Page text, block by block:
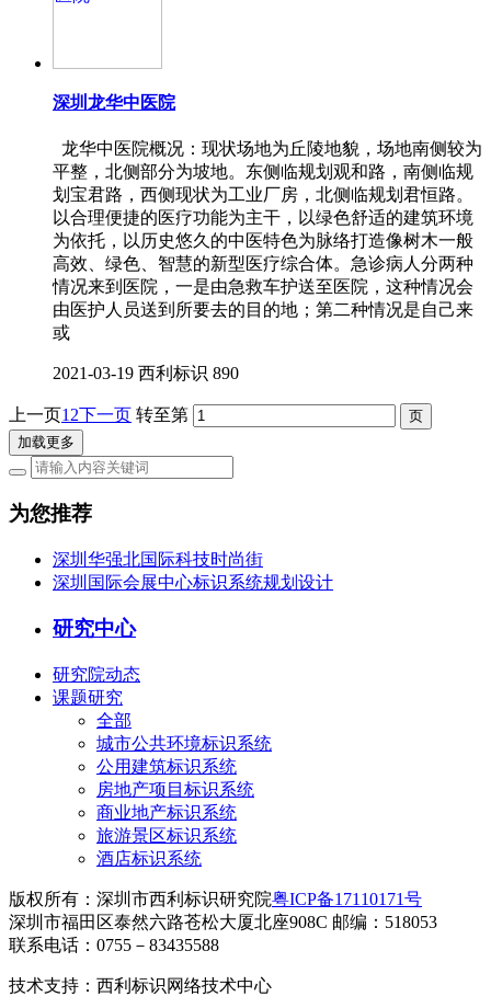
深圳龙华中医院
龙华中医院概况：现状场地为丘陵地貌，场地南侧较为
平整，北侧部分为坡地。东侧临规划观和路，南侧临规
划宝君路，西侧现状为工业厂房，北侧临规划君恒路。
以合理便捷的医疗功能为主干，以绿色舒适的建筑环境
为依托，以历史悠久的中医特色为脉络打造像树木一般
高效、绿色、智慧的新型医疗综合体。急诊病人分两种
情况来到医院，一是由急救车护送至医院，这种情况会
由医护人员送到所要去的目的地；第二种情况是自己来
或
2021-03-19 西利标识 890
上一页1 2下一页 转至第
加载更多
为您推荐
深圳华强北国际科技时尚街
深圳国际会展中心标识系统规划设计
研究中心
研究院动态
课题研究
全部
城市公共环境标识系统
公用建筑标识系统
房地产项目标识系统
商业地产标识系统
旅游景区标识系统
酒店标识系统
版权所有：深圳市西利标识研究院粤ICP备17110171号
深圳市福田区泰然六路苍松大厦北座908C 邮编：518053
联系电话：0755－83435588
技术支持：西利标识网络技术中心